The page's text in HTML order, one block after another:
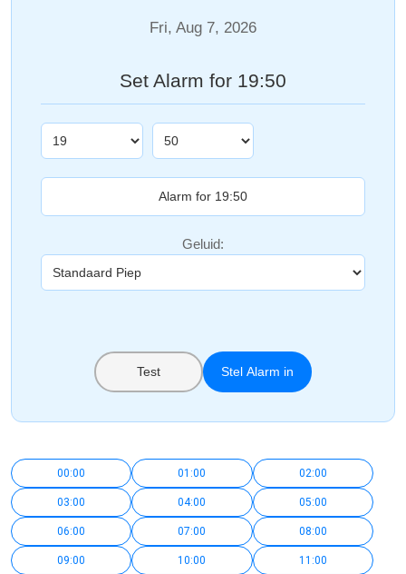
Fri, Aug 7, 2026
Set Alarm for 19:50
Geluid:
Test Stel Alarm in
00:00 01:00 02:00
03:00 04:00 05:00
06:00 07:00 08:00
09:00 10:00 11:00